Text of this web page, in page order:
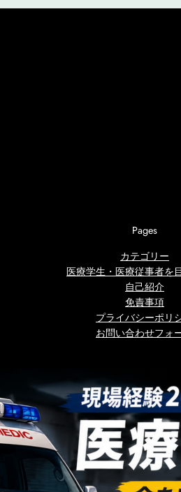
Pages
カテゴリー
医療学生・医療従事者を
自己紹介
免責事項
プライバシーポリ
お問い合わせフォ